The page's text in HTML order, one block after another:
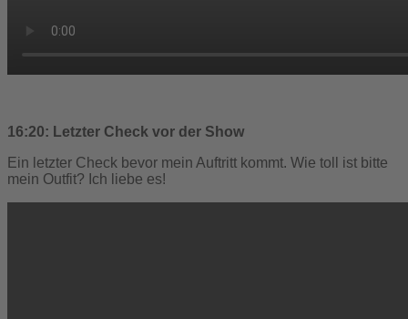
16:20: Letzter Check vor der Show
Ein letzter Check bevor mein Auftritt kommt. Wie toll ist bitte
mein Outfit? Ich liebe es!